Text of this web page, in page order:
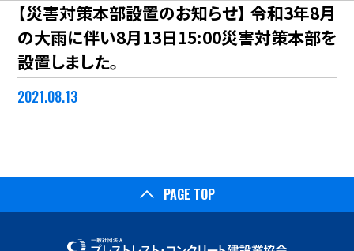
【災害対策本部設置のお知らせ】 令和3年8月
の大雨に伴い8月13日15:00災害対策本部を
設置しました。
2021.08.13
PAGE TOP